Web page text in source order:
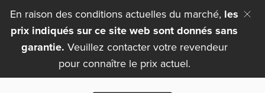
En raison des conditions actuelles du marché, les
prix indiqués sur ce site web sont donnés sans
garantie. Veuillez contacter votre revendeur
pour connaître le prix actuel.